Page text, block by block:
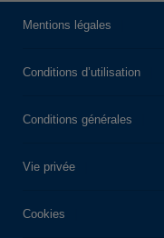
Mentions légales
Conditions d’utilisation
Conditions générales
Vie privée
Cookies